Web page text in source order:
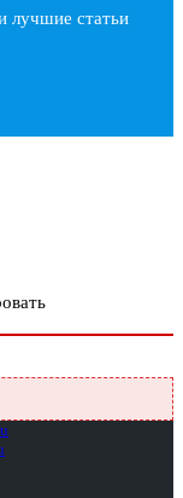
лучшие статьи